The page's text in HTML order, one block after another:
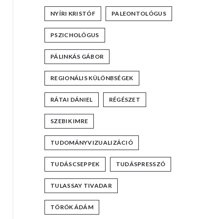
NYÍRI KRISTÓF PALEONTOLÓGUS
PSZICHOLÓGUS
PÁLINKÁS GÁBOR
REGIONÁLIS KÜLÖNBSÉGEK
RÁTAI DÁNIEL RÉGÉSZET
SZEBIK IMRE
TUDOMÁNYVIZUALIZÁCIÓ
TUDÁSCSEPPEK TUDÁSPRESSZÓ
TULASSAY TIVADAR
TÖRÖK ÁDÁM